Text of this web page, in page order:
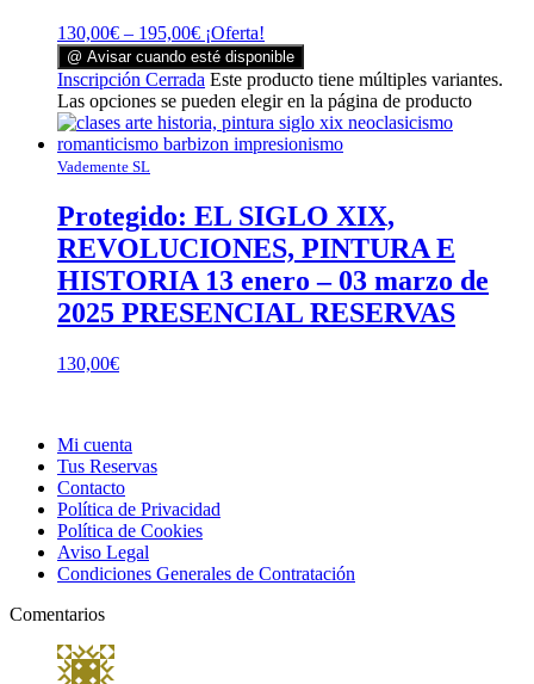
130,00€ – 195,00€ ¡Oferta!
@ Avisar cuando esté disponible
Inscripción Cerrada Este producto tiene múltiples variantes.
Las opciones se pueden elegir en la página de producto
Vademente SL
Protegido: EL SIGLO XIX,
REVOLUCIONES, PINTURA E
HISTORIA 13 enero – 03 marzo de
2025 PRESENCIAL RESERVAS
130,00€
Mi cuenta
Tus Reservas
Contacto
Política de Privacidad
Política de Cookies
Aviso Legal
Condiciones Generales de Contratación
Comentarios